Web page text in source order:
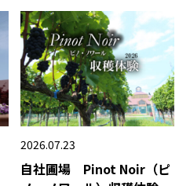
2026.07.23
自社圃場 Pinot Noir（ピ